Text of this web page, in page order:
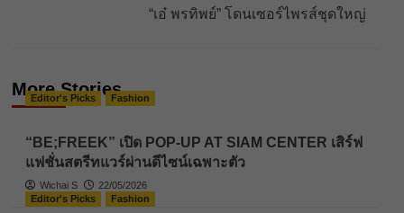
“เอ๋ พรทิพย์” โดนเซอร์ไพรส์ชุดใหญ่
More Stories
Editor's Picks Fashion
“BE;FREEK” เปิด POP-UP AT SIAM CENTER เสิร์ฟ
แฟชั่นสตรีทแวร์ผ่านดีไซน์เฉพาะตัว
Wichai S
22/05/2026
Editor's Picks
Fashion